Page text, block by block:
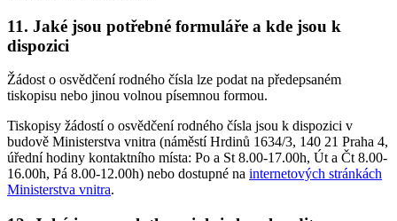
11. Jaké jsou potřebné formuláře a kde jsou k
dispozici
Žádost o osvědčení rodného čísla lze podat na předepsaném
tiskopisu nebo jinou volnou písemnou formou.
Tiskopisy žádostí o osvědčení rodného čísla jsou k dispozici v
budově Ministerstva vnitra (náměstí Hrdinů 1634/3, 140 21 Praha 4,
úřední hodiny kontaktního místa: Po a St 8.00-17.00h, Út a Čt 8.00-
16.00h, Pá 8.00-12.00h) nebo dostupné na internetových stránkách
Ministerstva vnitra.